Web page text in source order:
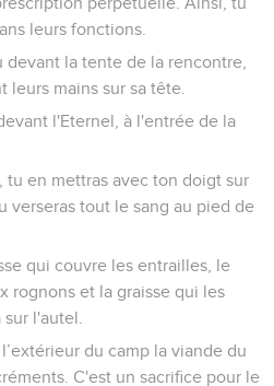
leurs fonctions.
devant la tente de la rencontre,
leurs mains sur sa tête.
l'Eternel, à l'entrée de la
tu en mettras avec ton doigt sur
verseras tout le sang au pied de
qui couvre les entrailles, le
rognons et la graisse qui les
l'autel.
du camp la viande du
C'est un sacrifice pour le